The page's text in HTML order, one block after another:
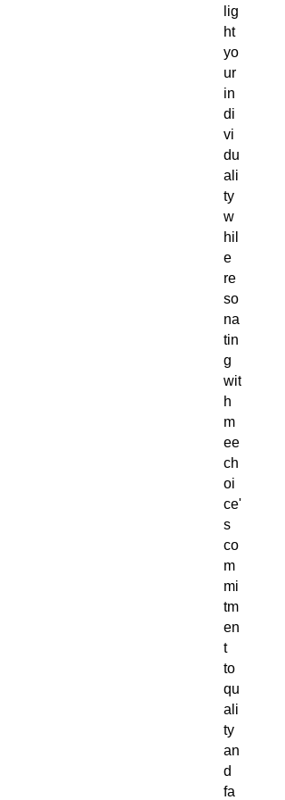
lig
ht
yo
ur
in
di
vi
du
ali
ty
w
hil
e
re
so
na
tin
g
wit
h
m
ee
ch
oi
ce'
s
co
m
mi
tm
en
t
to
qu
ali
ty
an
d
fa